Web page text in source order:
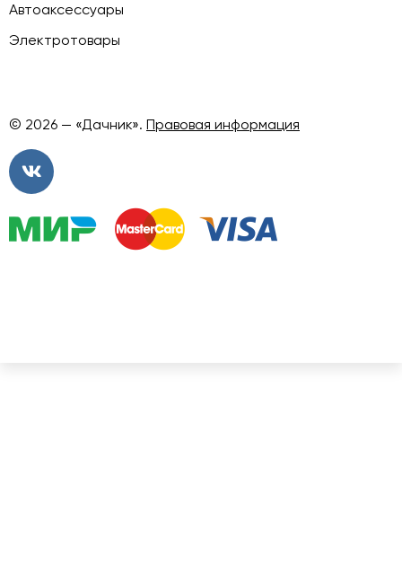
Автоаксессуары
Электротовары
© 2026 — «Дачник». Правовая информация